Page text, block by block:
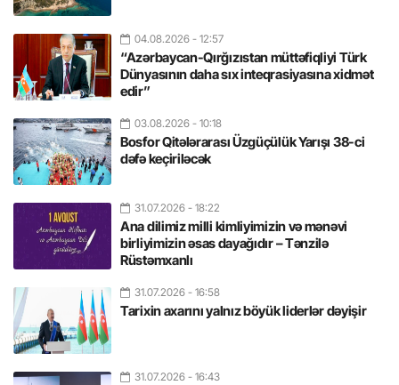
04.08.2026 - 12:57
“Azərbaycan-Qırğızıstan müttəfiqliyi Türk
Dünyasının daha sıx inteqrasiyasına xidmət
edir”
03.08.2026 - 10:18
Bosfor Qitələrarası Üzgüçülük Yarışı 38-ci
dəfə keçiriləcək
31.07.2026 - 18:22
Ana dilimiz milli kimliyimizin və mənəvi
birliyimizin əsas dayağıdır – Tənzilə
Rüstəmxanlı
31.07.2026 - 16:58
Tarixin axarını yalnız böyük liderlər dəyişir
31.07.2026 - 16:43